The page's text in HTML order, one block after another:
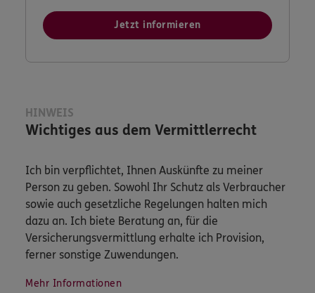
Jetzt informieren
HINWEIS
Wichtiges aus dem Vermittlerrecht
Ich bin verpflichtet, Ihnen Auskünfte zu meiner
Person zu geben. Sowohl Ihr Schutz als Verbraucher
sowie auch gesetzliche Regelungen halten mich
dazu an. Ich biete Beratung an, für die
Versicherungsvermittlung erhalte ich Provision,
ferner sonstige Zuwendungen.
Mehr Informationen